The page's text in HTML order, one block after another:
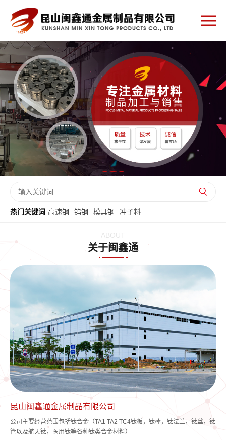
热门关键词 高速钢 钨钢 模具钢 冲子料
ABOUT
关于闽鑫通
昆山闽鑫通金属制品有限公司
公司主要经营范围包括钛合金（TA1 TA2 TC4钛板，钛棒，钛法兰，钛丝，钛
管以及航天钛，医用钛等各种钛类合金材料）